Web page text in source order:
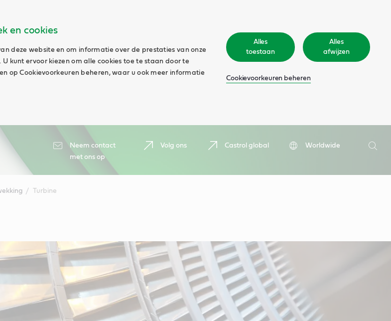
en cookies
deze website en om informatie over de prestaties van onze
kunt ervoor kiezen om alle cookies toe te staan door te
op Cookievoorkeuren beheren, waar u ook meer informatie
Alles
toestaan
Alles
afwijzen
Cookievoorkeuren beheren
Neem contact
met ons op
Volg ons Castrol global
Worldwide
Zoeken
Turbine